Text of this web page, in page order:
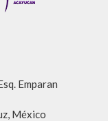
Emparan
México